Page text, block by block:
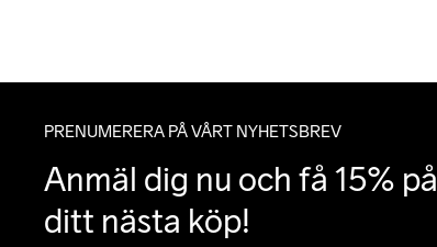
PRENUMERERA PÅ VÅRT NYHETSBREV
Anmäl dig nu och få 15% på
ditt nästa köp!